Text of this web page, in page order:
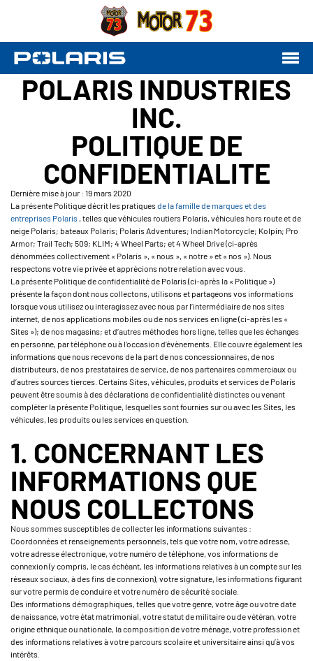
POLARIS INDUSTRIES
INC.
POLITIQUE DE
CONFIDENTIALITE
Dernière mise à jour : 19 mars 2020
La présente Politique décrit les pratiquesde la famille de marques et des
entreprises Polaris , telles que véhicules routiers Polaris, véhicules hors route et de
neige Polaris; bateaux Polaris; Polaris Adventures; Indian Motorcycle; Kolpin; Pro
Armor; Trail Tech; 509; KLIM; 4 Wheel Parts; et 4 Wheel Drive (ci-après
dénommées collectivement « Polaris », « nous », « notre » et « nos »). Nous
respectons votre vie privée et apprécions notre relation avec vous.
La présente Politique de confidentialité de Polaris (ci-après la « Politique »)
présente la façon dont nous collectons, utilisons et partageons vos informations
lorsque vous utilisez ou interagissez avec nous par l’intermédiaire de nos sites
internet, de nos applications mobiles ou de nos services en ligne (ci-après les «
Sites »); de nos magasins; et d’autres méthodes hors ligne, telles que les échanges
en personne, par téléphone ou à l’occasion d’évènements. Elle couvre également les
informations que nous recevons de la part de nos concessionnaires, de nos
distributeurs, de nos prestataires de service, de nos partenaires commerciaux ou
d’autres sources tierces. Certains Sites, véhicules, produits et services de Polaris
peuvent être soumis à des déclarations de confidentialité distinctes ou venant
compléter la présente Politique, lesquelles sont fournies sur ou avec les Sites, les
véhicules, les produits ou les services en question.
1. CONCERNANT LES
INFORMATIONS QUE
NOUS COLLECTONS
Nous sommes susceptibles de collecter les informations suivantes :
Coordonnées et renseignements personnels, tels que votre nom, votre adresse,
votre adresse électronique, votre numéro de téléphone, vos informations de
connexion (y compris, le cas échéant, les informations relatives à un compte sur les
réseaux sociaux, à des fins de connexion), votre signature, les informations figurant
sur votre permis de conduire et votre numéro de sécurité sociale.
Des informations démographiques, telles que votre genre, votre âge ou votre date
de naissance, votre état matrimonial, votre statut de militaire ou de vétéran, votre
origine ethnique ou nationale, la composition de votre ménage, votre profession et
des informations relatives à votre parcours scolaire et universitaire ainsi qu’à vos
intérêts.